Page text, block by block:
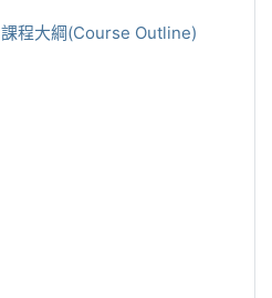
課程大綱(Course Outline)